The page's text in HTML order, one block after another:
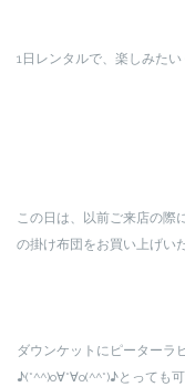
1日レンタルで、楽しみた
この日は、以前ご来店の際
の掛け布団をお買い上げい
ダウンケットにピーターラ
♪(*^^)o∀*∀o(^^*)♪とっても